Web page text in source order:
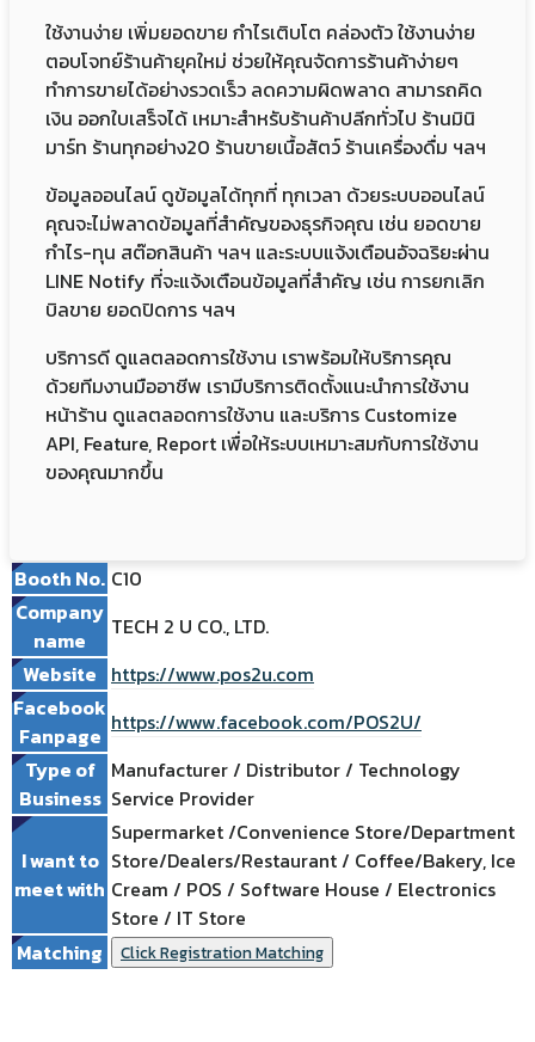
ใช้งานง่าย เพิ่มยอดขาย กำไรเติบโต คล่องตัว ใช้งานง่าย
ตอบโจทย์ร้านค้ายุคใหม่ ช่วยให้คุณจัดการร้านค้าง่ายๆ
ทำการขายได้อย่างรวดเร็ว ลดความผิดพลาด สามารถคิด
เงิน ออกใบเสร็จได้ เหมาะสำหรับร้านค้าปลีกทั่วไป ร้านมินิ
มาร์ท ร้านทุกอย่าง20 ร้านขายเนื้อสัตว์ ร้านเครื่องดื่ม ฯลฯ
ข้อมูลออนไลน์ ดูข้อมูลได้ทุกที่ ทุกเวลา ด้วยระบบออนไลน์
คุณจะไม่พลาดข้อมูลที่สำคัญของธุรกิจคุณ เช่น ยอดขาย
กำไร-ทุน สต๊อกสินค้า ฯลฯ และระบบแจ้งเตือนอัจฉริยะผ่าน
LINE Notify ที่จะแจ้งเตือนข้อมูลที่สำคัญ เช่น การยกเลิก
บิลขาย ยอดปิดการ ฯลฯ
บริการดี ดูแลตลอดการใช้งาน เราพร้อมให้บริการคุณ
ด้วยทีมงานมืออาชีพ เรามีบริการติดตั้งแนะนำการใช้งาน
หน้าร้าน ดูแลตลอดการใช้งาน และบริการ Customize
API, Feature, Report เพื่อให้ระบบเหมาะสมกับการใช้งาน
ของคุณมากขึ้น
Booth No. C10
Company
name
TECH 2 U CO., LTD.
Website https://www.pos2u.com
Facebook
Fanpage https://www.facebook.com/POS2U/
Type of
Business
Manufacturer / Distributor / Technology
Service Provider
I want to
meet with
Supermarket /Convenience Store/Department
Store/Dealers/Restaurant / Coffee/Bakery, Ice
Cream / POS / Software House / Electronics
Store / IT Store
Matching
Click Registration Matching